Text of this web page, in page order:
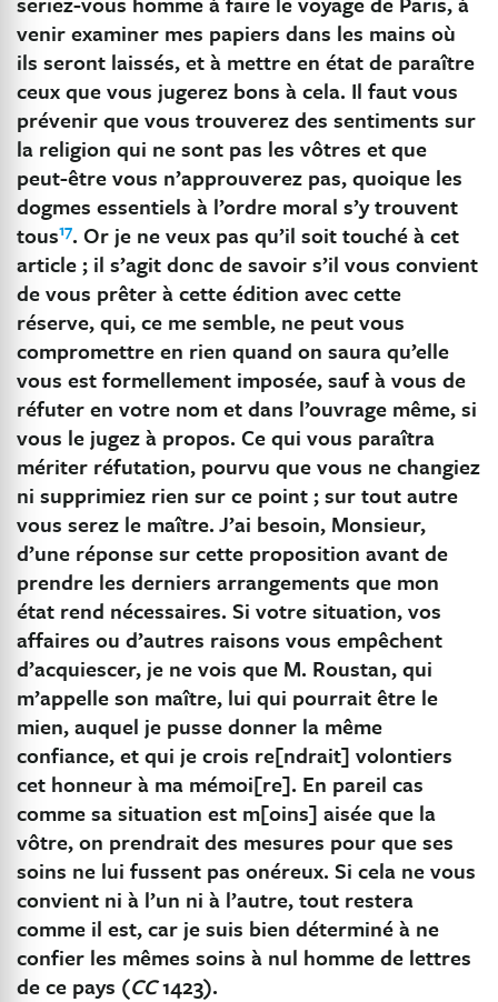
venir examiner mes papiers dans les mains où
ils seront laissés, et à mettre en état de paraître
ceux que vous jugerez bons à cela. Il faut vous
prévenir que vous trouverez des sentiments sur
la religion qui ne sont pas les vôtres et que
peut-être vous n’approuverez pas, quoique les
dogmes essentiels à l’ordre moral s’y trouvent
tous17. Or je ne veux pas qu’il soit touché à cet
article ; il s’agit donc de savoir s’il vous convient
de vous prêter à cette édition avec cette
réserve, qui, ce me semble, ne peut vous
compromettre en rien quand on saura qu’elle
vous est formellement imposée, sauf à vous de
réfuter en votre nom et dans l’ouvrage même, si
vous le jugez à propos. Ce qui vous paraîtra
mériter réfutation, pourvu que vous ne changiez
ni supprimiez rien sur ce point ; sur tout autre
vous serez le maître.J’ai besoin, Monsieur,
d’une réponse sur cette proposition avant de
prendre les derniers arrangements que mon
état rend nécessaires. Si votre situation, vos
affaires ou d’autres raisons vous empêchent
d’acquiescer, je ne vois que M. Roustan, qui
m’appelle son maître, lui qui pourrait être le
mien, auquel je pusse donner la même
confiance, et qui je crois re[ndrait] volontiers
cet honneur à ma mémoi[re]. En pareil cas
comme sa situation est m[oins] aisée que la
vôtre, on prendrait des mesures pour que ses
soins ne lui fussent pas onéreux. Si cela ne vous
convient ni à l’un ni à l’autre, tout restera
comme il est, car je suis bien déterminé à ne
confier les mêmes soins à nul homme de lettres
de ce pays (CC1423).